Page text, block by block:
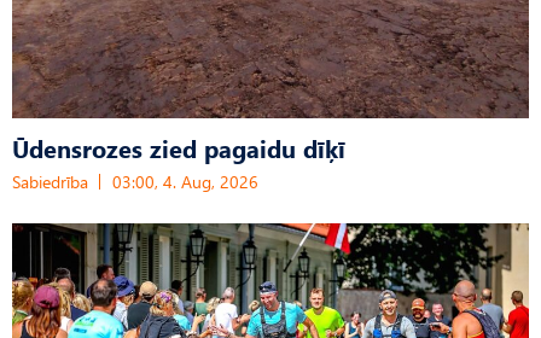
Ūdensrozes zied pagaidu dīķī
Sabiedrība 03:00, 4. Aug, 2026